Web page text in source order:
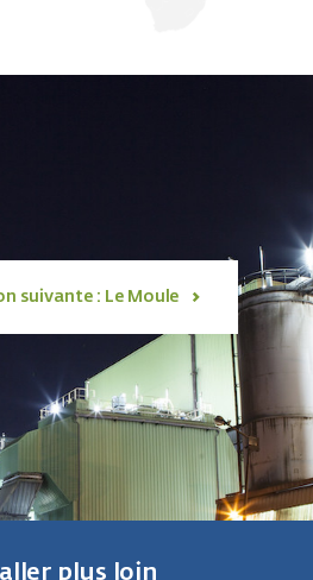
suivante : Le Moule
plus loin